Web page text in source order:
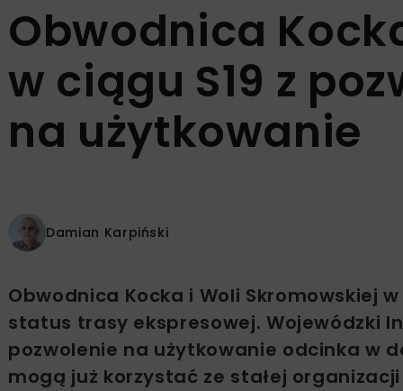
Obwodnica
w ciągu S19 z
na użytkowanie
Damian Karpiński
Obwodnica Kocka i Woli Skromowskiej
status trasy ekspresowej. Wojewódzki
pozwolenie na użytkowanie odcinka w
mogą już korzystać ze stałej